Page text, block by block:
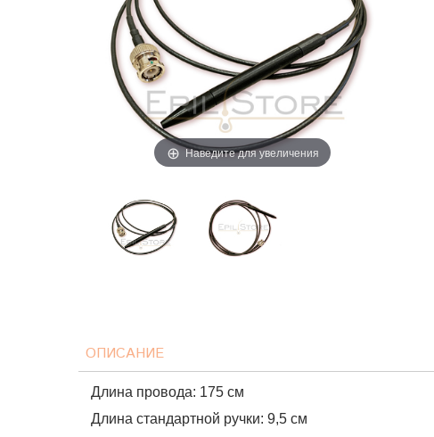
Наведите для увеличения
ОПИСАНИЕ
Длина провода: 175 см
Длина стандартной ручки: 9,5 см